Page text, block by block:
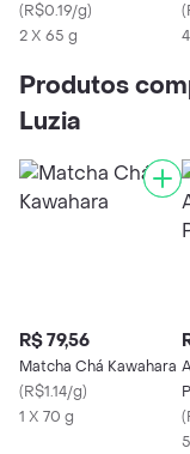
Light
(R$0.19/g)
2 X 65 g
(
Produtos
Luzia
R$ 79,56
Matcha Chá Kawahara
(R$1.14/g)
1 X 70 g
(